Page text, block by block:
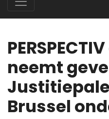
neemt
Brussel